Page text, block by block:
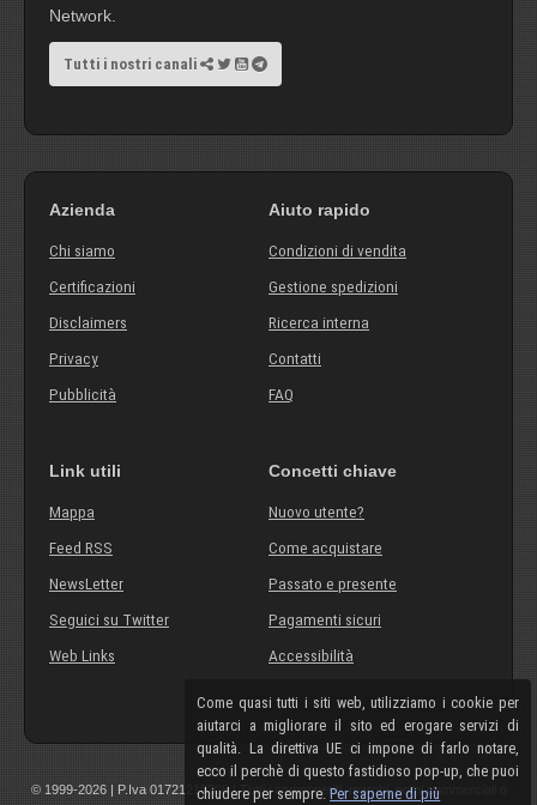
Come quasi tutti i siti web, utilizziamo i cookie per
aiutarci a migliorare il sito ed erogare servizi di
qualità. La direttiva UE ci impone di farlo notare,
ecco il perchè di questo fastidioso pop-up, che puoi
chiudere per sempre.Per saperne di più
Network.
Tutti i nostri canali
Azienda
Chi siamo
Certificazioni
Disclaimers
Privacy
Pubblicità
Aiuto rapido
Condizioni di vendita
Gestione spedizioni
Ricerca interna
Contatti
FAQ
Link utili
Mappa
Feed RSS
NewsLetter
Seguici su Twitter
Web Links
Concetti chiave
Nuovo utente?
Come acquistare
Passato e presente
Pagamenti sicuri
Accessibilità
© 1999-2026 | P.Iva 01721210308 | Tutti i componenti, marchi, nomi commerciali o